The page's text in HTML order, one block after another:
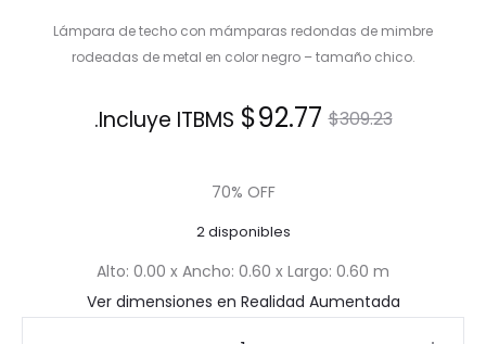
Lámpara de techo con mámparas redondas de mimbre
rodeadas de metal en color negro – tamaño chico.
$309.23
El
original
era:
$309.23.
$92.77
El
actual
es:
$92.77.
Incluye ITBMS.
70% OFF
2 disponibles
Alto: 0.00 x Ancho: 0.60 x Largo: 0.60 m
Ver dimensiones en Realidad Aumentada